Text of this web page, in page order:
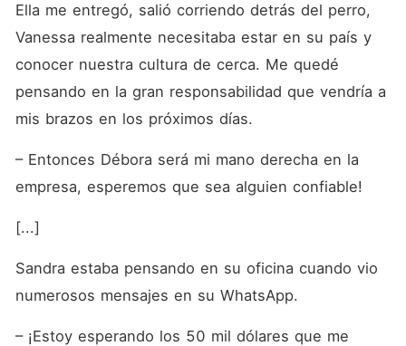
Ella me entregó, salió corriendo detrás del perro,
Vanessa realmente necesitaba estar en su país y
conocer nuestra cultura de cerca. Me quedé
pensando en la gran responsabilidad que vendría a
mis brazos en los próximos días.
– Entonces Débora será mi mano derecha en la
empresa, esperemos que sea alguien confiable!
[...]
Sandra estaba pensando en su oficina cuando vio
numerosos mensajes en su WhatsApp.
– ¡Estoy esperando los 50 mil dólares que me